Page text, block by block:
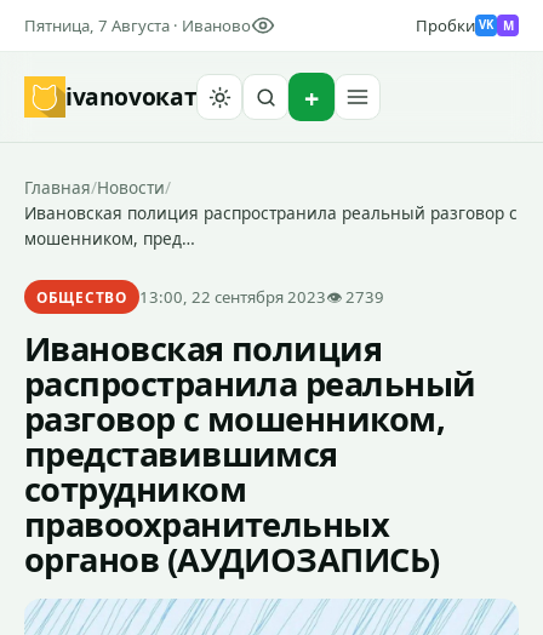
Пятница, 7 Августа · Иваново Пробки VK M
ivanovoкат
Главная/Новости/
Ивановская полиция распространила реальный разговор с
мошенником, пред…
ОБЩЕСТВО 13:00, 22 сентября 2023👁 2739
Ивановская полиция
распространила реальный
разговор с мошенником,
представившимся
сотрудником
правоохранительных
органов (АУДИОЗАПИСЬ)